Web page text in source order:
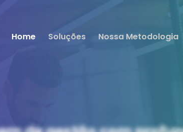
Home Soluções Nossa Metodologia